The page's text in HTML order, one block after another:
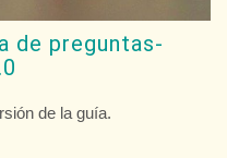
de preguntas-
de la guía.